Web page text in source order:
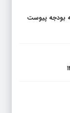
بودجه پیوست